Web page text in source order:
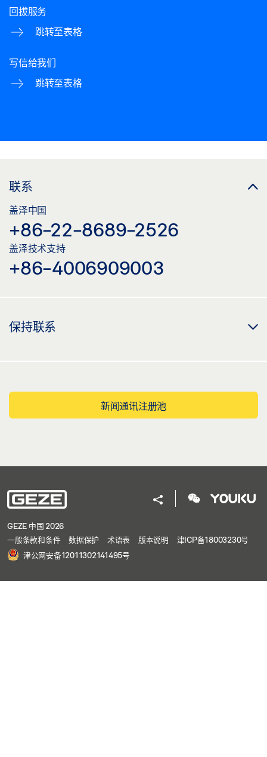
回拔服务
跳转至表格
写信给我们
跳转至表格
联系
盖泽中国
+86-22-8689-2526
盖泽技术支持
+86-4006909003
保持联系
新闻通讯注册池
GEZE 中国 2026
一般条款和条件
数据保护 术语表 版本说明
津ICP备18003230号
津公网安备12011302141495号